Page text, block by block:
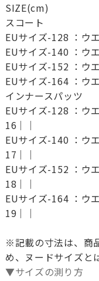
SIZE(cm)
スコート
EUサイズ-128 ：ウ
EUサイズ-140 ：ウ
EUサイズ-152 ：ウ
EUサイズ-164 ：ウ
インナースパッツ
EUサイズ-128 ：ウ
16｜｜
EUサイズ-140 ：ウ
17｜｜
EUサイズ-152 ：ウ
18｜｜
EUサイズ-164 ：ウ
19｜｜
※記載の寸法は、商
め、ヌードサイズと
▼サイズの測り方